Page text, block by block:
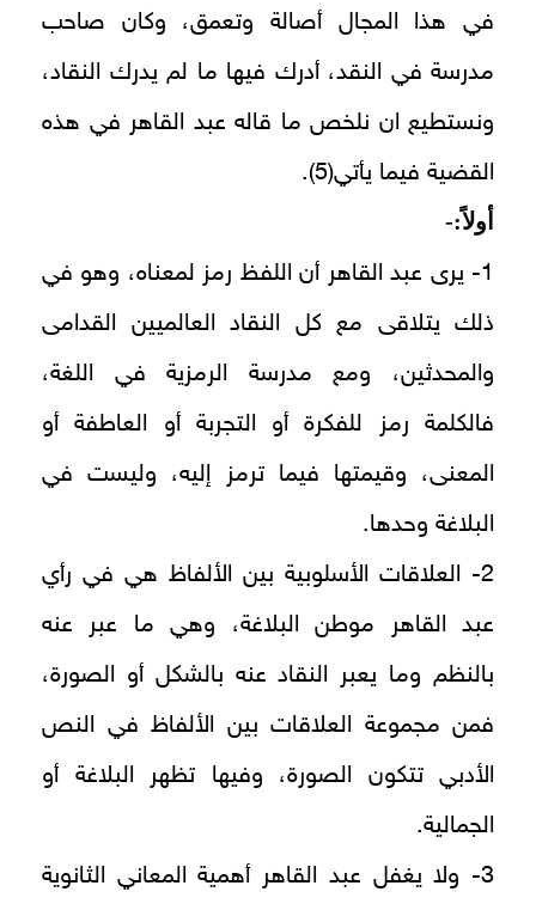
في هذا المجال أصالة وتعمق، وكان صاحب
مدرسة في النقد، أدرك فيها ما لم يدرك النقاد،
ونستطيع ان نلخص ما قاله عبد القاهر في هذه
القضية فيما يأتي(5).
أولاً:-
1- يرى عبد القاهر أن اللفظ رمز لمعناه، وهو في
ذلك يتلاقى مع كل النقاد العالميين القدامى
والمحدثين، ومع مدرسة الرمزية في اللغة،
فالكلمة رمز للفكرة أو التجربة أو العاطفة أو
المعنى، وقيمتها فيما ترمز إليه، وليست في
البلاغة وحدها.
2- العلاقات الأسلوبية بين الألفاظ هي في رأي
عبد القاهر موطن البلاغة، وهي ما عبر عنه
بالنظم وما يعبر النقاد عنه بالشكل أو الصورة،
فمن مجموعة العلاقات بين الألفاظ في النص
الأدبي تتكون الصورة، وفيها تظهر البلاغة أو
الجمالية.
3- ولا يغفل عبد القاهر أهمية المعاني الثانوية